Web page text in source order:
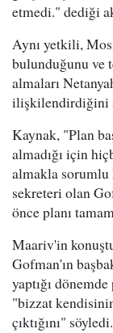
etmedi." dediği
Aynı yetkili,
bulunduğunu ve
almaları
ilişkilendirdiğini
Kaynak, "Plan
almadığı için
almakla sorumlu
sekreteri olan
önce planı
Maariv'in
Gofman'ın
yaptığı
"bizzat
çıktığını" söyledi.